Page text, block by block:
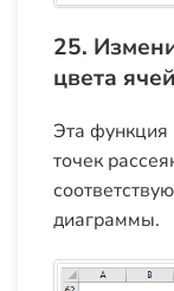
25.
цвета
Эта функция
точек
диаграммы.